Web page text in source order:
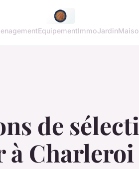
EquipementImmoJardin
de
Charleroi